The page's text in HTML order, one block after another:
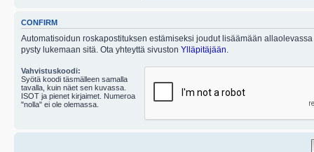
CONFIRM
Automatisoidun roskapostituksen estämiseksi joudut lisäämään
pysty lukemaan sitä. Ota yhteyttä sivuston Ylläpitäjään
Vahvistuskoodi:
Syötä koodi täsmälleen samalla
tavalla, kuin näet sen kuvassa.
ISOT ja pienet kirjaimet. Numeroa
"nolla" ei ole olemassa.